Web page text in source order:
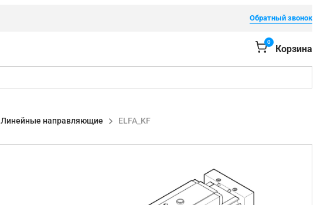
Обратный звонок
0
Корзина
Линейные направляющие ELFA_KF